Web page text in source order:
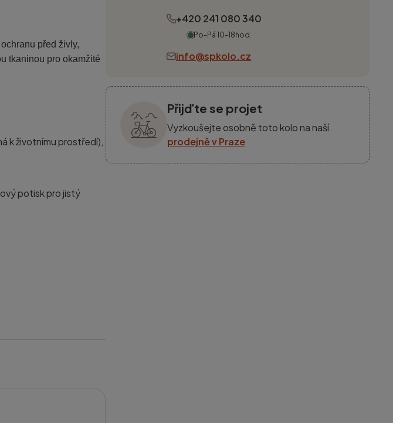
před živly,
tkaninou pro okamžité
k životnímu prostředí),
potisk pro jistý
+420 241 080 340
Po-Pá 10-18hod.
info@spkolo.cz
Přijďte se projet
Vyzkoušejte osobně toto kolo na naší
prodejně v Praze